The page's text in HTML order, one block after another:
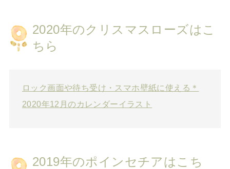
2020年のクリスマスローズはこ
ちら
ロック画面や待ち受け・スマホ壁紙に使える＊
2020年12月のカレンダーイラスト
2019年のポインセチアはこち